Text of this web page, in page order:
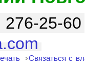
276-25-60
Связаться с